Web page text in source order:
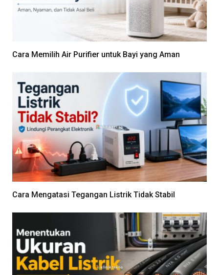
Cara Memilih Air Purifier untuk Bayi yang Aman
Cara Mengatasi Tegangan Listrik Tidak Stabil